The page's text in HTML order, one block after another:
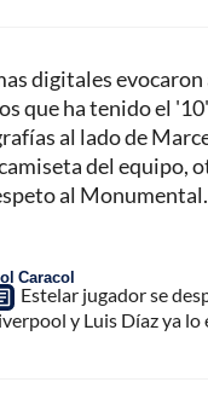
digitales evocaron
que ha tenido el
al lado de
del equipo,
al Monumental.
Caracol
Estelar jugador se
y Luis Díaz ya